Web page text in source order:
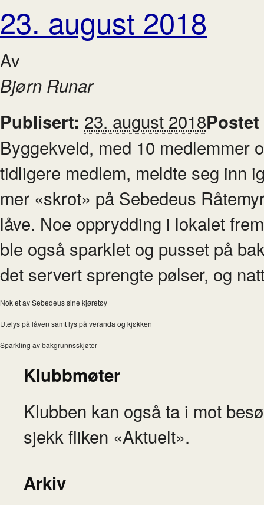
23. august 2018
Av
Bjørn Runar
Publisert: 23. august 2018
Byggekveld, med 10 medlemmer
tidligere medlem, meldte seg inn
mer «skrot» på Sebedeus
låve. Noe opprydding i lokalet
ble også sparklet og pusset på
det servert sprengte pølser, og
Nok et av Sebedeus sine kjøretøy
Utelys på låven samt lys på veranda og kjøkken
Sparkling av bakgrunnsskjøter
Klubbmøter
Klubben kan også ta i mot
sjekk fliken «Aktuelt».
Arkiv